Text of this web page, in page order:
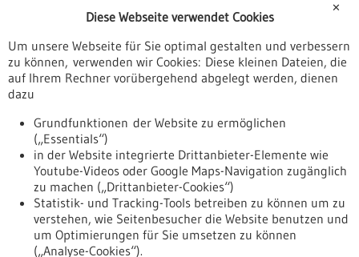
Veranstaltungen
Erscheinungsdatum
Nach oben
✕
Diese Webseite verwendet Cookies
Um unsere Webseite für Sie optimal gestalten und verbessern
zu können, verwenden wir Cookies: Diese kleinen Dateien, die
auf Ihrem Rechner vorübergehend abgelegt werden, dienen
dazu
Grundfunktionen der Website zu ermöglichen
(„Essentials“)
in der Website integrierte Drittanbieter-Elemente wie
Youtube-Videos oder Google Maps-Navigation zugänglich
zu machen („Drittanbieter-Cookies“)
Statistik- und Tracking-Tools betreiben zu können um zu
verstehen, wie Seitenbesucher die Website benutzen und
um Optimierungen für Sie umsetzen zu können
(„Analyse-Cookies“).